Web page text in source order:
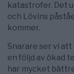
katastrofer. Det
och Lövins
kommer.
Snarare ser vi att
en följd av ökad
har mycket